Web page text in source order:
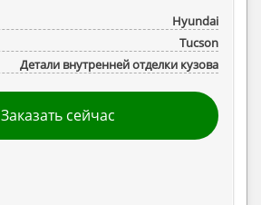
Hyundai
Tucson
Детали внутренней отделки кузова
Заказать сейчас